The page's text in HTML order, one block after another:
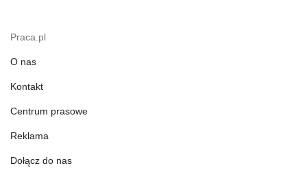
Praca.pl
O nas
Kontakt
Centrum prasowe
Reklama
Dołącz do nas